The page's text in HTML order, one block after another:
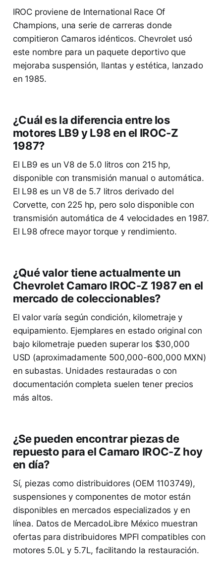
IROC proviene de International Race Of
Champions, una serie de carreras donde
compitieron Camaros idénticos. Chevrolet usó
este nombre para un paquete deportivo que
mejoraba suspensión, llantas y estética, lanzado
en 1985.
¿Cuál es la diferencia entre los
motores LB9 y L98 en el IROC-Z
1987?
El LB9 es un V8 de 5.0 litros con 215 hp,
disponible con transmisión manual o automática.
El L98 es un V8 de 5.7 litros derivado del
Corvette, con 225 hp, pero solo disponible con
transmisión automática de 4 velocidades en 1987.
El L98 ofrece mayor torque y rendimiento.
¿Qué valor tiene actualmente un
Chevrolet Camaro IROC-Z 1987 en el
mercado de coleccionables?
El valor varía según condición, kilometraje y
equipamiento. Ejemplares en estado original con
bajo kilometraje pueden superar los $30,000
USD (aproximadamente 500,000-600,000 MXN)
en subastas. Unidades restauradas o con
documentación completa suelen tener precios
más altos.
¿Se pueden encontrar piezas de
repuesto para el Camaro IROC-Z hoy
en día?
Sí, piezas como distribuidores (OEM 1103749),
suspensiones y componentes de motor están
disponibles en mercados especializados y en
línea. Datos de MercadoLibre México muestran
ofertas para distribuidores MPFI compatibles con
motores 5.0L y 5.7L, facilitando la restauración.